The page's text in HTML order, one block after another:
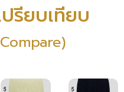
รียบเทียบ